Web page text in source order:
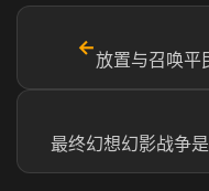
←
放置与召唤平
最终幻想幻影战争